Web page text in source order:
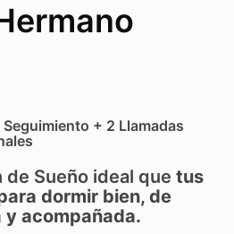
+ 2 Llamadas
de Sueño ideal que tus
dormir bien, de
acompañada.